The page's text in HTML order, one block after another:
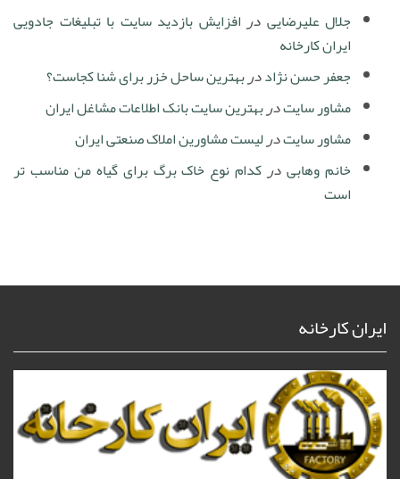
جلال علیرضایی درافزایش بازدید سایت با تبلیغات جادویی
ایران کارخانه
جعفر حسن نژاددربهترین ساحل خزر برای شنا کجاست؟
مشاور سایتدربهترین سایت بانک اطلاعات مشاغل ایران
مشاور سایتدرلیست مشاورین املاک صنعتی ایران
خانم وهابیدرکدام نوع خاک برگ برای گیاه من مناسب تر
است
ایران کارخانه